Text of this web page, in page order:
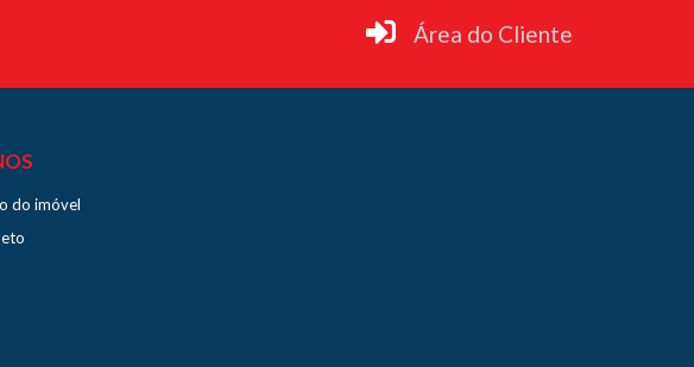
Área do Cliente
do imóvel